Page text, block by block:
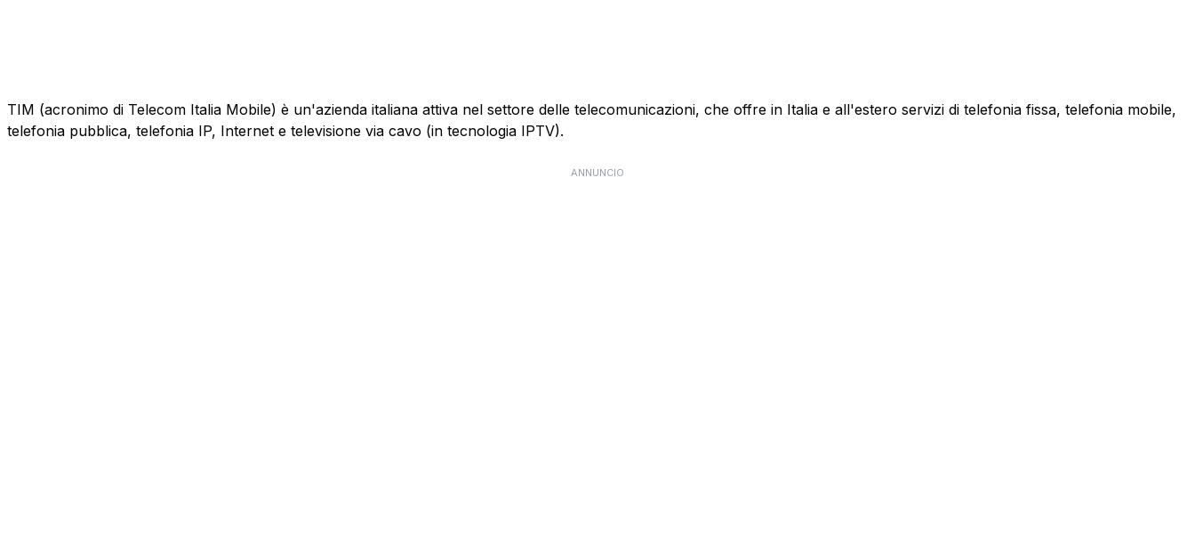
TIM (acronimo di Telecom Italia Mobile) è un'azienda italiana attiva nel settore delle telecomunicazioni, che offre in Italia e all'estero servizi di telefonia fissa, telefonia mobile,
telefonia pubblica, telefonia IP, Internet e televisione via cavo (in tecnologia IPTV).
ANNUNCIO